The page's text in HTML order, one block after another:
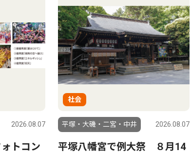
2026.08.07
トコン
社会
平塚・大磯・二宮・中井 2026.08.07
平塚八幡宮で例大祭 ８月14